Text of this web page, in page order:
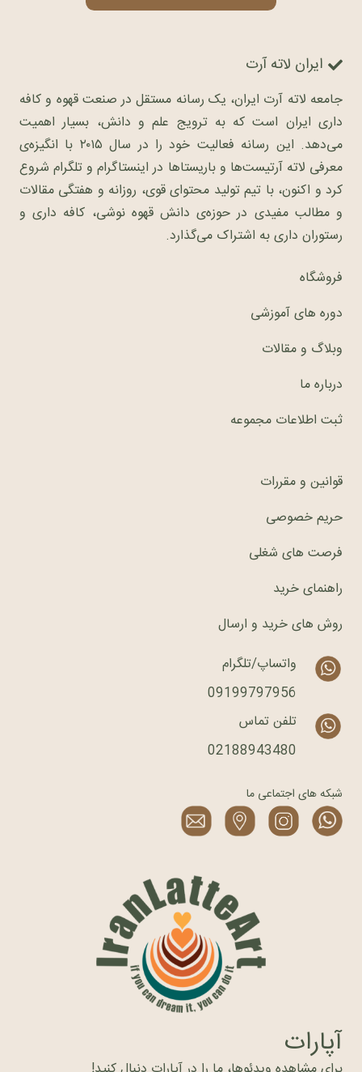
ایران لاته آرت
جامعه لاته آرت ایران، یک رسانه مستقل در صنعت قهوه و کافه
داری ایران است که به ترویج علم و دانش، بسیار اهمیت
می‌دهد. این رسانه فعالیت خود را در سال ۲۰۱۵ با انگیزه‌ی
معرفی لاته آرتیست‌ها و باریستاها در اینستاگرام و تلگرام شروع
کرد و اکنون، با تیم تولید محتوای قوی، روزانه و هفتگی مقالات
و مطالب مفیدی در حوزه‌ی دانش قهوه نوشی، کافه داری و
رستوران داری به اشتراک می‌گذارد.
فروشگاه
دوره های آموزشی
وبلاگ و مقالات
درباره ما
ثبت اطلاعات مجموعه
قوانین و مقررات
حریم خصوصی
فرصت های شغلی
راهنمای خرید
روش های خرید و ارسال
واتساپ/تلگرام
09199797956
تلفن تماس
02188943480
شبکه های اجتماعی ما
آپارات